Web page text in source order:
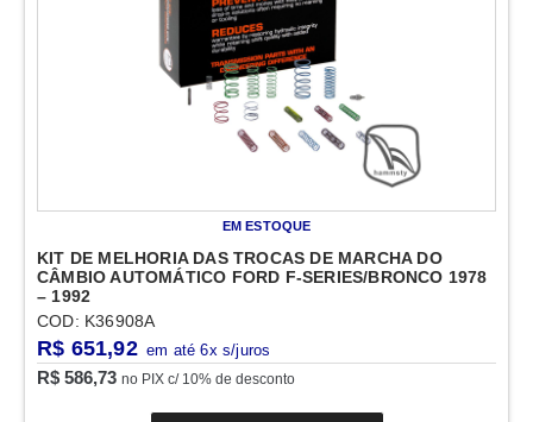
EM ESTOQUE
KIT DE MELHORIA DAS TROCAS DE MARCHA DO
CÂMBIO AUTOMÁTICO FORD F-SERIES/BRONCO 1978
– 1992
COD: K36908A
R$ 651,92
R$ 586,73 no PIX c/ 10% de desconto